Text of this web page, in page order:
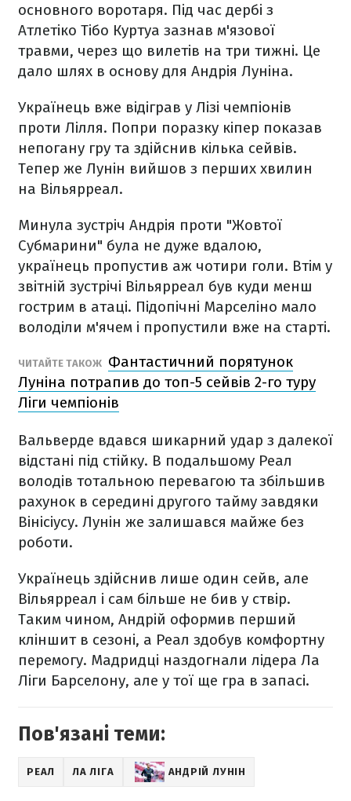
основного воротаря. Під час дербі з
Атлетіко Тібо Куртуа зазнав м'язової
травми, через що вилетів на три тижні. Це
дало шлях в основу для Андрія Луніна.
Українець вже відіграв у Лізі чемпіонів
проти Лілля. Попри поразку кіпер показав
непогану гру та здійснив кілька сейвів.
Тепер же Лунін вийшов з перших хвилин
на Вільярреал.
Минула зустріч Андрія проти "Жовтої
Субмарини" була не дуже вдалою,
українець пропустив аж чотири голи. Втім у
звітній зустрічі Вільярреал був куди менш
гострим в атаці. Підопічні Марселіно мало
володіли м'ячем і пропустили вже на старті.
ЧИТАЙТЕ ТАКОЖ Фантастичний порятунок
Луніна потрапив до топ-5 сейвів 2-го туру
Ліги чемпіонів
Вальверде вдався шикарний удар з далекої
відстані під стійку. В подальшому Реал
володів тотальною перевагою та збільшив
рахунок в середині другого тайму завдяки
Вінісіусу. Лунін же залишався майже без
роботи.
Українець здійснив лише один сейв, але
Вільярреал і сам більше не бив у ствір.
Таким чином, Андрій оформив перший
кліншит в сезоні, а Реал здобув комфортну
перемогу. Мадридці наздогнали лідера Ла
Ліги Барселону, але у тої ще гра в запасі.
Пов'язані теми:
РЕАЛ ЛА ЛІГА АНДРІЙ ЛУНІН